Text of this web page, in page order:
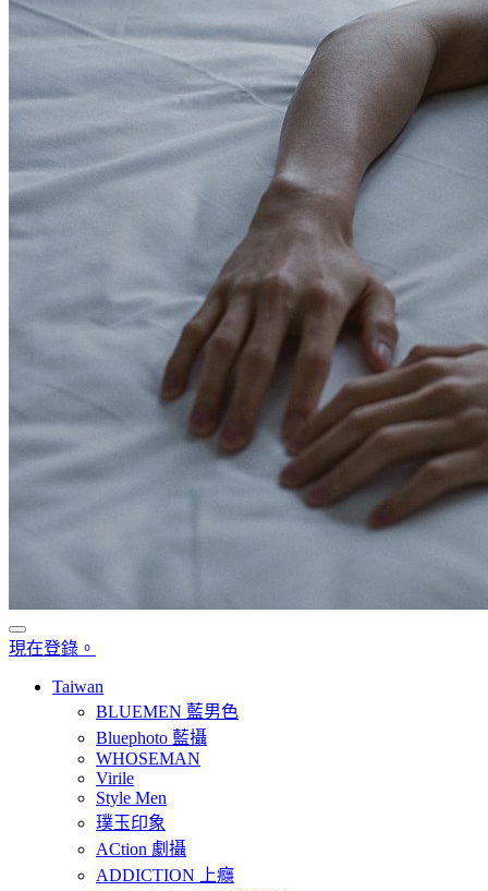
現在登錄。
Taiwan
BLUEMEN 藍男色
Bluephoto 藍攝
WHOSEMAN
Virile
Style Men
璞玉印象
ACtion 劇攝
ADDICTION 上癮